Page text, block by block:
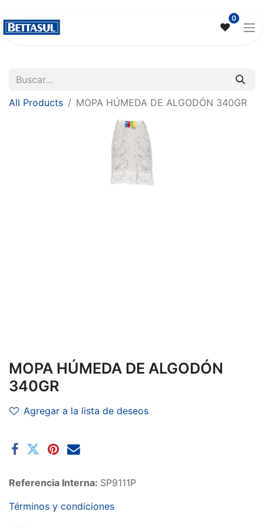
0
All Products MOPA HÚMEDA DE ALGODÓN 340GR
MOPA HÚMEDA DE ALGODÓN
340GR
Agregar a la lista de deseos
Referencia Interna: SP9111P
Términos y condiciones